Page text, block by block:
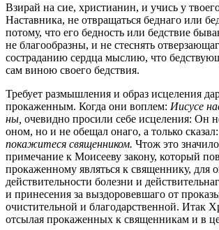
Взирай на сие, христианин, и учись у
Наставника, не отвращаться беднаго или
потому, что его бедность или бедствие
не благообразны, и не стеснять
состраданию сердца мыслию, что
сам виною своего бедствия.
Требует размышления и образ исцеления
прокаженным. Когда они воплем: Иисусе
ны, очевидно просили себе исцеления: Он
оном, но и не обещал онаго, а только сказал:
покажитеся священником. Чтож это
примечание к Моисееву закону, который
прокаженному являться к священнику, для
действительности болезни и
и принесения за выздоровевшаго от
очистительной и благодарственной. Итак
отсылая прокаженных к священникам и в